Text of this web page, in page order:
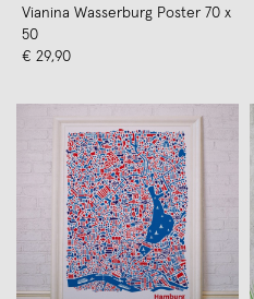
Vianina Wasserburg Poster 70 x
50
€ 29,90